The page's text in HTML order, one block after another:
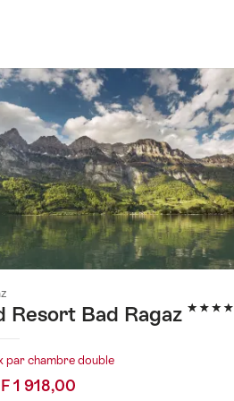
tag Suisse orientale / Liechtenstein
Resort Bad Ragaz 5 étoiles
par chambre double
1 918,00